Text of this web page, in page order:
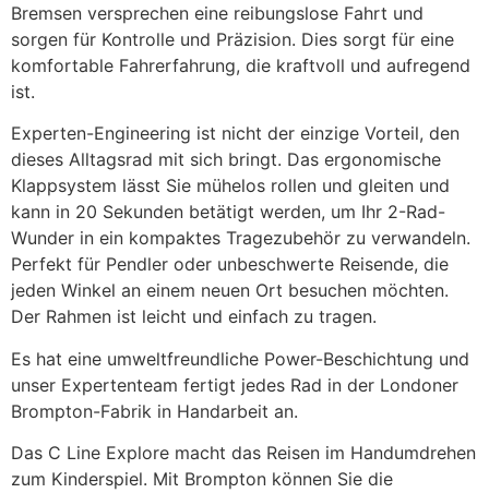
Bremsen versprechen eine reibungslose Fahrt und
sorgen für Kontrolle und Präzision. Dies sorgt für eine
komfortable Fahrerfahrung, die kraftvoll und aufregend
ist.
Experten-Engineering ist nicht der einzige Vorteil, den
dieses Alltagsrad mit sich bringt. Das ergonomische
Klappsystem lässt Sie mühelos rollen und gleiten und
kann in 20 Sekunden betätigt werden, um Ihr 2-Rad-
Wunder in ein kompaktes Tragezubehör zu verwandeln.
Perfekt für Pendler oder unbeschwerte Reisende, die
jeden Winkel an einem neuen Ort besuchen möchten.
Der Rahmen ist leicht und einfach zu tragen.
Es hat eine umweltfreundliche Power-Beschichtung und
unser Expertenteam fertigt jedes Rad in der Londoner
Brompton-Fabrik in Handarbeit an.
Das C Line Explore macht das Reisen im Handumdrehen
zum Kinderspiel. Mit Brompton können Sie die